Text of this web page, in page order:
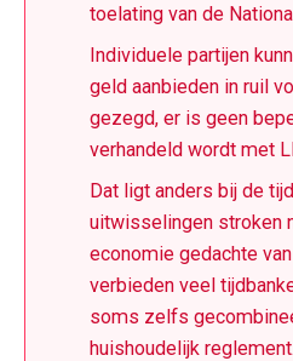
toelating van de
Individuele partijen
geld aanbieden in ruil
gezegd, er is geen
verhandeld wordt met
Dat ligt anders bij de
uitwisselingen stroken
economie gedachte
verbieden veel
soms zelfs
huishoudelijk reglement.